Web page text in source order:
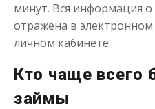
Срок
минут. Вся информация
отражена в
личном кабинете.
Кто чаще всего
займы